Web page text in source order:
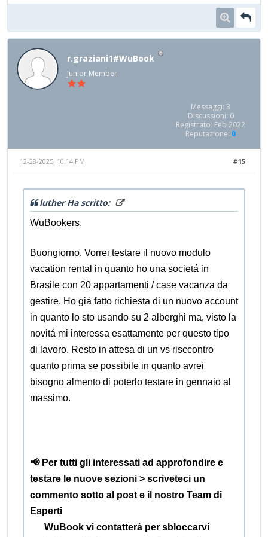
r.graziani1#WuBook
Junior Member
Messaggi: 3
Discussioni: 0
Registrato: Feb 2022
Reputazione: 0
#15
12-28-2025, 10:14 PM
luther Ha scritto:
WuBookers,
Buongiorno. Vorrei testare il nuovo modulo
vacation rental in quanto ho una societá in
Brasile con 20 appartamenti / case vacanza da
gestire. Ho giá fatto richiesta di un nuovo account
in quanto lo sto usando su 2 alberghi ma, visto la
novitá mi interessa esattamente per questo tipo
di lavoro. Resto in attesa di un vs risccontro
quanto prima se possibile in quanto avrei
bisogno almento di poterlo testare in gennaio al
massimo.
📢 Per tutti gli interessati ad approfondire e
testare le nuove sezioni > scriveteci un
commento sotto al post e il nostro Team di
Esperti
WuBook vi contatterà per sbloccarvi